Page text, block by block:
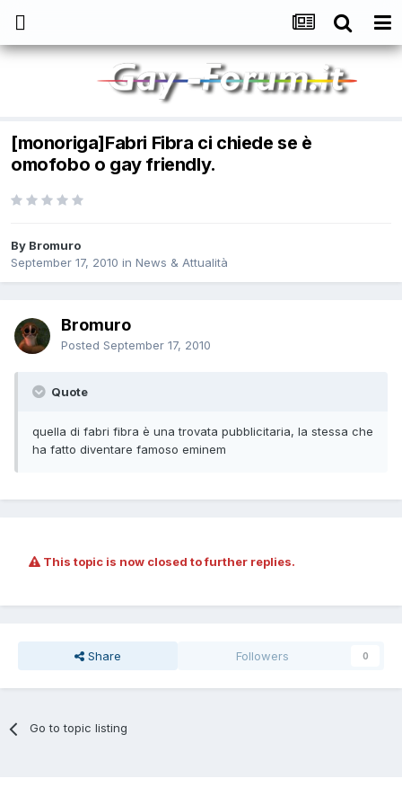
[monoriga]Fabri Fibra ci chiede se è
omofobo o gay friendly.
By Bromuro
September 17, 2010 in News & Attualità
Bromuro
Posted September 17, 2010
Quote
quella di fabri fibra è una trovata pubblicitaria, la stessa che
ha fatto diventare famoso eminem
This topic is now closed to further replies.
Share Followers 0
Go to topic listing